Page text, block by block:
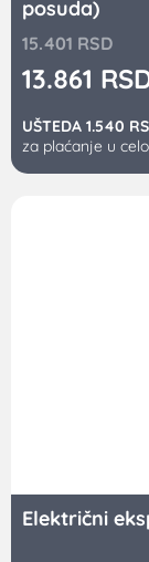
posuda)
15.401 RSD
13.861
UŠTEDA 1.540
za plaćanje u
Električni